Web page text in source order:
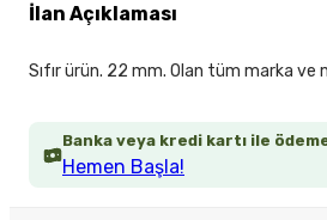
Banka veya kredi kartı ile
Hemen Başla!
İlan Açıklaması
Sıfır ürün. 22 mm. Olan tüm marka ve